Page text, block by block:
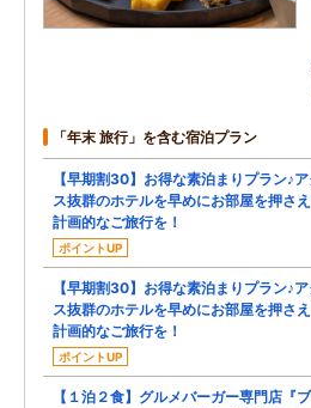
「年末 旅行」を含む宿泊プラン
【早期割30】お得な素泊まりプラン♪
ス抜群のホテルを早めにお部屋を押さえ
計画的なご旅行を！
ポイントUP
【早期割30】お得な素泊まりプラン♪
ス抜群のホテルを早めにお部屋を押さえ
計画的なご旅行を！
ポイントUP
【１泊２食】グルメバーガー専門店『